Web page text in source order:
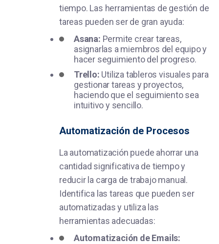
tiempo. Las herramientas de gestión de
tareas pueden ser de gran ayuda:
Asana: Permite crear tareas,
asignarlas a miembros del equipo y
hacer seguimiento del progreso.
Trello: Utiliza tableros visuales para
gestionar tareas y proyectos,
haciendo que el seguimiento sea
intuitivo y sencillo.
Automatización de Procesos
La automatización puede ahorrar una
cantidad significativa de tiempo y
reducir la carga de trabajo manual.
Identifica las tareas que pueden ser
automatizadas y utiliza las
herramientas adecuadas:
Automatización de Emails: